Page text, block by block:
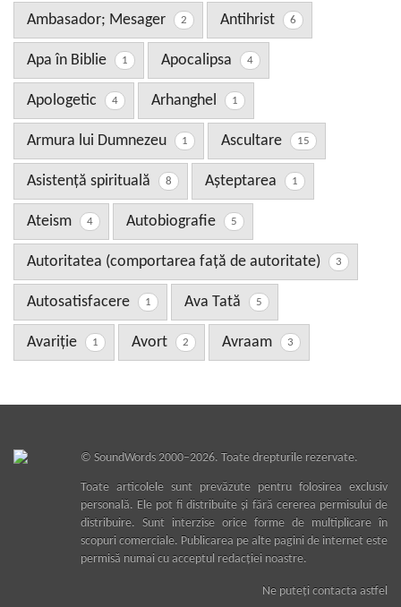
Ambasador; Mesager 2 Antihrist 6
Apa în Biblie 1 Apocalipsa 4
Apologetic 4 Arhanghel 1
Armura lui Dumnezeu 1 Ascultare 15
Asistenţă spirituală 8 Aşteptarea 1
Ateism 4 Autobiografie 5
Autoritatea (comportarea față de autoritate) 3
Autosatisfacere 1 Ava Tată 5
Avariţie 1 Avort 2 Avraam 3
© SoundWords2000–2026. Toate drepturile rezervate.
Toate articolele sunt prevăzute pentru folosirea exclusiv
personală. Ele pot fi distribuite şi fără cererea permisului de
distribuire. Sunt interzise orice forme de multiplicare în
scopuri comerciale. Publicarea pe alte pagini de internet este
permisă numai cu acceptul redacţiei noastre.
Ne puteţi contacta astfel